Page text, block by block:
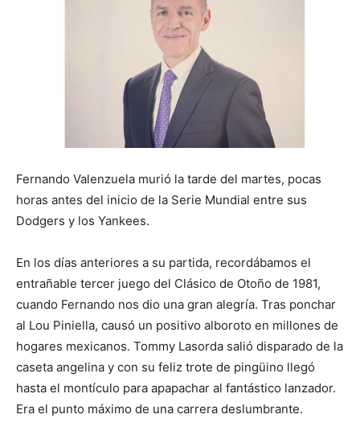
Fernando Valenzuela murió la tarde del martes, pocas
horas antes del inicio de la Serie Mundial entre sus
Dodgers y los Yankees.
En los días anteriores a su partida, recordábamos el
entrañable tercer juego del Clásico de Otoño de 1981,
cuando Fernando nos dio una gran alegría. Tras ponchar
al Lou Piniella, causó un positivo alboroto en millones de
hogares mexicanos. Tommy Lasorda salió disparado de la
caseta angelina y con su feliz trote de pingüino llegó
hasta el montículo para apapachar al fantástico lanzador.
Era el punto máximo de una carrera deslumbrante.